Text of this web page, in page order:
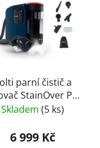
parní čistič a
StainOver PET
SC40
Skladem (5 ks)
6 999 Kč